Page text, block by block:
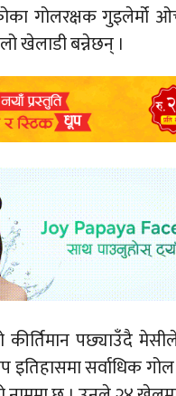
गोलरक्षक
खेलाडी बन्नेछन् ।
कीर्तिमान पछ्याउँदै
इतिहासमा सर्वाधिक